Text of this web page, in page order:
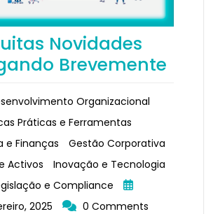
Novidades
Brevemente
Organizacional
Práticas e Ferramentas
e Finanças
Gestão Corporativa
Activos
Inovação e Tecnologia
e Compliance
2025
0 Comments